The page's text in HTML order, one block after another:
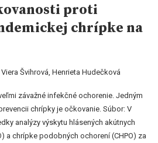
proti
chrípke na
Švihrová, Henrieta Hudečková
závažné infekčné ochorenie. Jedným
chrípky je očkovanie. Súbor: V
analýzy výskytu hlásených akútnych
a chrípke podobných ochorení (CHPO) za